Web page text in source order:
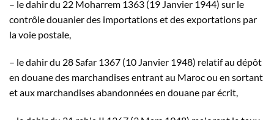
– le dahir du 22 Moharrem 1363 (19 Janvier 1944) sur le
contrôle douanier des importations et des exportations par
la voie postale,
– le dahir du 28 Safar 1367 (10 Janvier 1948) relatif au dépôt
en douane des marchandises entrant au Maroc ou en sortant
et aux marchandises abandonnées en douane par écrit,